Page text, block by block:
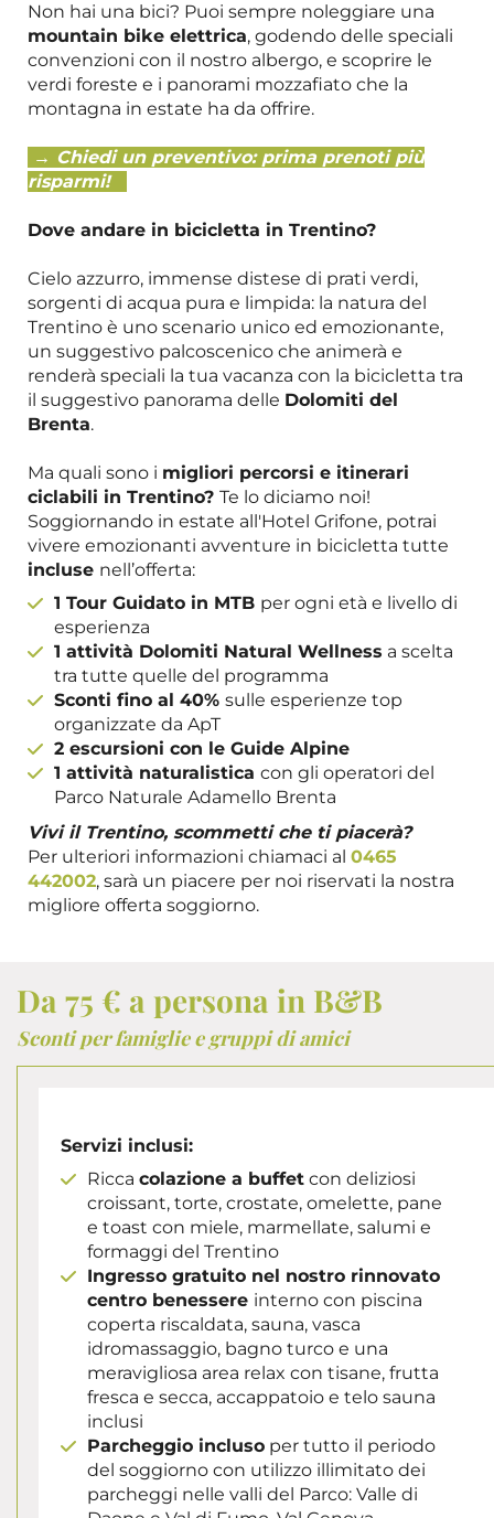
Non hai una bici? Puoi sempre noleggiare una
mountain bike elettrica, godendo delle speciali
convenzioni con il nostro albergo, e scoprire le
verdi foreste e i panorami mozzafiato che la
montagna in estate ha da offrire.
→ Chiedi un preventivo: prima prenoti più
risparmi!
Dove andare in bicicletta in Trentino?
Cielo azzurro, immense distese di prati verdi,
sorgenti di acqua pura e limpida: la natura del
Trentino è uno scenario unico ed emozionante,
un suggestivo palcoscenico che animerà e
renderà speciali la tua vacanza con la bicicletta tra
il suggestivo panorama delle Dolomiti del
Brenta.
Ma quali sono i migliori percorsi e itinerari
ciclabili in Trentino? Te lo diciamo noi!
Soggiornando in estate all'Hotel Grifone, potrai
vivere emozionanti avventure in bicicletta tutte
incluse nell’offerta:
1 Tour Guidato in MTB per ogni età e livello di
esperienza
1 attività Dolomiti Natural Wellness a scelta
tra tutte quelle del programma
Sconti fino al 40% sulle esperienze top
organizzate da ApT
2 escursioni con le Guide Alpine
1 attività naturalistica con gli operatori del
Parco Naturale Adamello Brenta
Vivi il Trentino, scommetti che ti piacerà?
Per ulteriori informazioni chiamaci al 0465
442002, sarà un piacere per noi riservati la nostra
migliore offerta soggiorno.
Da 75 € a persona in B&B
Sconti per famiglie e gruppi di amici
Servizi inclusi:
Ricca colazione a buffet con deliziosi
croissant, torte, crostate, omelette, pane
e toast con miele, marmellate, salumi e
formaggi del Trentino
Ingresso gratuito nel nostro rinnovato
centro benessere interno con piscina
coperta riscaldata, sauna, vasca
idromassaggio, bagno turco e una
meravigliosa area relax con tisane, frutta
fresca e secca, accappatoio e telo sauna
inclusi
Parcheggio incluso per tutto il periodo
del soggiorno con utilizzo illimitato dei
parcheggi nelle valli del Parco: Valle di